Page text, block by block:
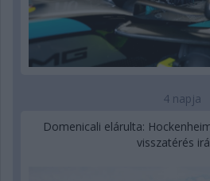
4 napja
Domenicali elárulta:
visszatérés